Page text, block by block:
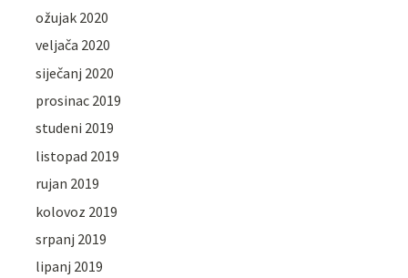
ožujak 2020
veljača 2020
siječanj 2020
prosinac 2019
studeni 2019
listopad 2019
rujan 2019
kolovoz 2019
srpanj 2019
lipanj 2019